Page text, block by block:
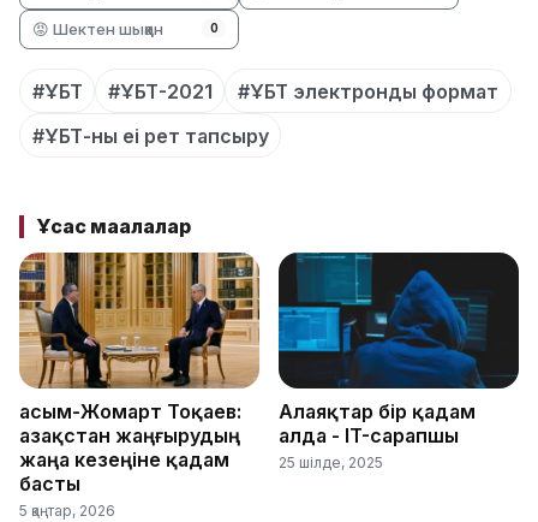
😡 Шектен шыққан 0
#ҰБТ #ҰБТ-2021
#ҰБТ электронды формат
#ҰБТ-ны еі рет тапсыру
Ұқсас мақалалар
Қасым-Жомарт Тоқаев:
Қазақстан жаңғырудың
жаңа кезеңіне қадам
басты
5 қаңтар, 2026
Алаяқтар бір қадам
алда - IT-сарапшы
25 шілде, 2025